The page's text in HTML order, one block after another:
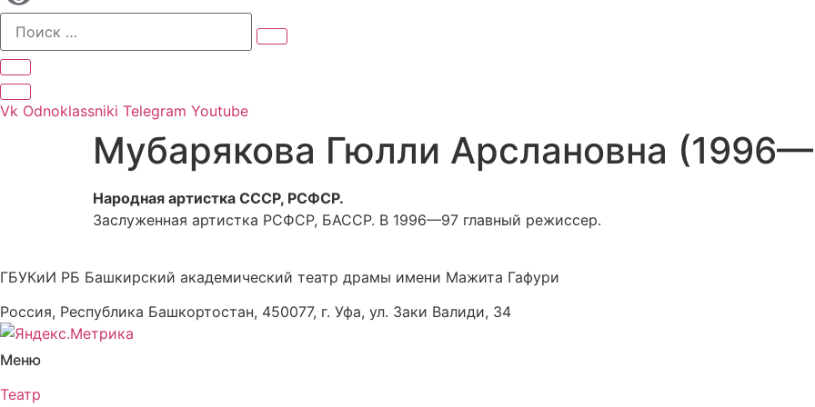
Vk Odnoklassniki Telegram Youtube
Мубарякова Гюлли Арслановна
Народная артистка СССР, РСФСР.
Заслуженная артистка РСФСР, БАССР. В 1996—97 главный режиссер.
ГБУКиИ РБ Башкирский академический театр драмы имени Мажита Гафури
Россия, Республика Башкортостан, 450077, г. Уфа, ул. Заки Валиди, 34
Меню
Театр